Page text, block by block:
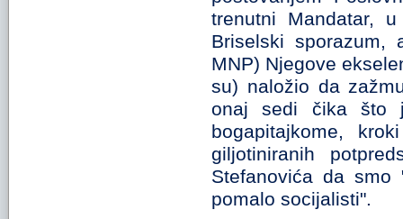
trenutni Mandatar,
Briselski sporazum,
MNP) Njegove
su) naložio da
onaj sedi čika što
bogapitajkome,
giljotiniranih
Stefanovića da
pomalo socijalisti".